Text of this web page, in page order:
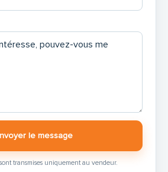
le message
transmises uniquement au vendeur.